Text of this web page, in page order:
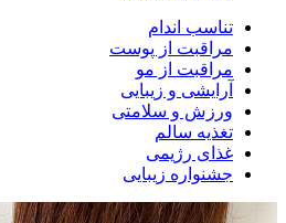
تناسب اندام
مراقبت از پوست
مراقبت از مو
آرایشی و زیبایی
ورزش و سلامتی
تغذیه سالم
غذای رژیمی
جشنواره زیبایی